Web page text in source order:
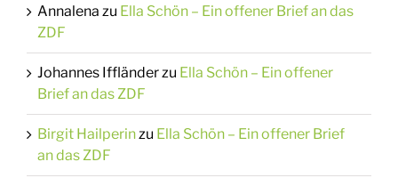
Annalena zu Ella Schön – Ein offener Brief an das
ZDF
Johannes Iffländerzu Ella Schön – Ein offener
Brief an das ZDF
Birgit Hailperinzu Ella Schön – Ein offener Brief
an das ZDF